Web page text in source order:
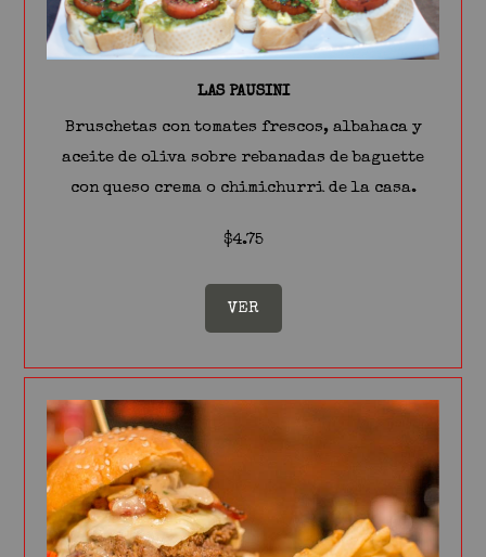
LAS PAUSINI
Bruschetas con tomates frescos, albahaca y
aceite de oliva sobre rebanadas de baguette
con queso crema o chimichurri de la casa.
$4.75
VER